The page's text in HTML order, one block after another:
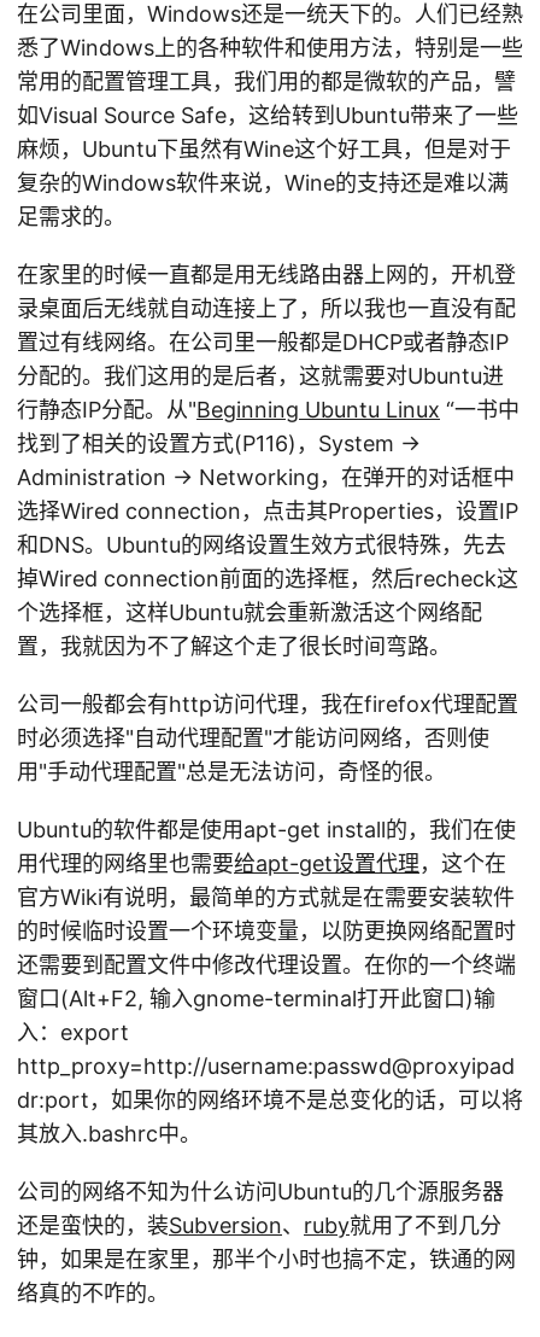
在公司里面，Windows还是一统天下的。人们已经熟
悉了Windows上的各种软件和使用方法，特别是一些
常用的配置管理工具，我们用的都是微软的产品，譬
如Visual Source Safe，这给转到Ubuntu带来了一些
麻烦，Ubuntu下虽然有Wine这个好工具，但是对于
复杂的Windows软件来说，Wine的支持还是难以满
足需求的。
在家里的时候一直都是用无线路由器上网的，开机登
录桌面后无线就自动连接上了，所以我也一直没有配
置过有线网络。在公司里一般都是DHCP或者静态IP
分配的。我们这用的是后者，这就需要对Ubuntu进
行静态IP分配。从"Beginning Ubuntu Linux “一书中
找到了相关的设置方式(P116)，System ->
Administration -> Networking，在弹开的对话框中
选择Wired connection，点击其Properties，设置IP
和DNS。Ubuntu的网络设置生效方式很特殊，先去
掉Wired connection前面的选择框，然后recheck这
个选择框，这样Ubuntu就会重新激活这个网络配
置，我就因为不了解这个走了很长时间弯路。
公司一般都会有http访问代理，我在firefox代理配置
时必须选择"自动代理配置"才能访问网络，否则使
用"手动代理配置"总是无法访问，奇怪的很。
Ubuntu的软件都是使用apt-get install的，我们在使
用代理的网络里也需要给apt-get设置代理，这个在
官方Wiki有说明，最简单的方式就是在需要安装软件
的时候临时设置一个环境变量，以防更换网络配置时
还需要到配置文件中修改代理设置。在你的一个终端
窗口(Alt+F2, 输入gnome-terminal打开此窗口)输
入：export
http_proxy=http://username:passwd@proxyipad
dr:port，如果你的网络环境不是总变化的话，可以将
其放入.bashrc中。
公司的网络不知为什么访问Ubuntu的几个源服务器
还是蛮快的，装Subversion、 ruby就用了不到几分
钟，如果是在家里，那半个小时也搞不定，铁通的网
络真的不咋的。